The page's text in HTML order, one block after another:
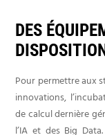
DES
Pour permettre aux
innovations,
de calcul dernière
l’IA et des Big